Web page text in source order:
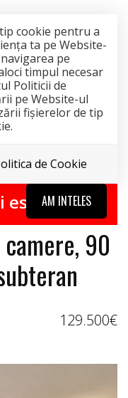
cookie pentru a
ta pe Website-
pe
timpul necesar
Politicii de
pe Website-ul
fişierelor de tip
de Cookie
AM INTELES
activ !
90
129.500€